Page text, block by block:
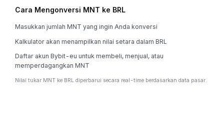
Cara Mengonversi MNT ke BRL
Masukkan jumlah MNT yang ingin Anda konversi
Kalkulator akan menampilkan nilai setara dalam BRL
Daftar akun Bybit-eu untuk membeli, menjual, atau
memperdagangkan MNT
Nilai tukar MNT ke BRL diperbarui secara real-time berdasarkan data pasar.